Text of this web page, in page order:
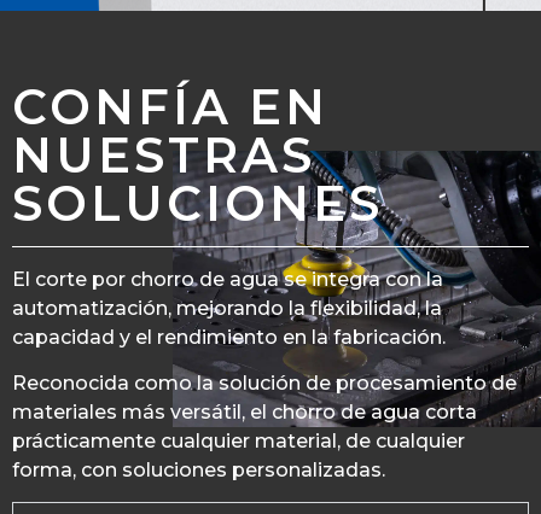
CONFÍA EN
NUESTRAS
SOLUCIONES
El corte por chorro de agua se integra con la
automatización, mejorando la flexibilidad, la
capacidad y el rendimiento en la fabricación.
Reconocida como la solución de procesamiento de
materiales más versátil, el chorro de agua corta
prácticamente cualquier material, de cualquier
forma, con soluciones personalizadas.